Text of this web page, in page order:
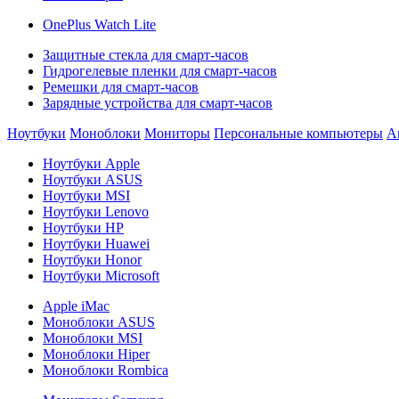
OnePlus Watch Lite
Защитные стекла для смарт-часов
Гидрогелевые пленки для смарт-часов
Ремешки для смарт-часов
Зарядные устройства для смарт-часов
Ноутбуки Моноблоки Мониторы Персональные компьютеры
Ноутбуки Apple
Ноутбуки ASUS
Ноутбуки MSI
Ноутбуки Lenovo
Ноутбуки HP
Ноутбуки Huawei
Ноутбуки Honor
Ноутбуки Microsoft
Apple iMac
Моноблоки ASUS
Моноблоки MSI
Моноблоки Hiper
Моноблоки Rombica